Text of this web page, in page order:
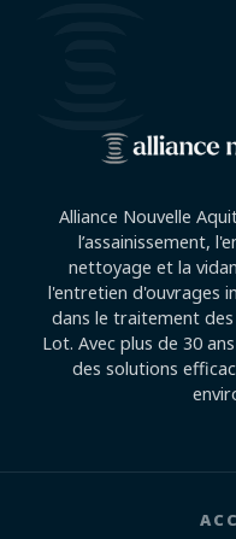
Alliance Nouvelle
l’assainissement,
nettoyage et la
l'entretien d'ouvrages
dans le traitement
Lot. Avec plus de 30
des solutions